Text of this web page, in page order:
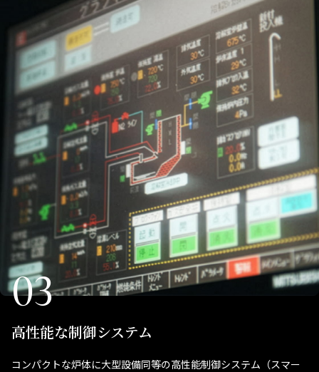
03
高性能な制御システム
コンパクトな炉体に大型設備同等の高性能制御システム（スマー